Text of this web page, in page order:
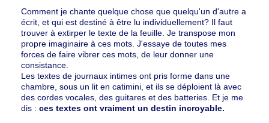
Comment je chante quelque chose que quelqu'un d'autre a
écrit, et qui est destiné à être lu individuellement? Il faut
trouver à extirper le texte de la feuille. Je transpose mon
propre imaginaire à ces mots. J'essaye de toutes mes
forces de faire vibrer ces mots, de leur donner une
consistance.
Les textes de journaux intimes ont pris forme dans une
chambre, sous un lit en catimini, et ils se déploient là avec
des cordes vocales, des guitares et des batteries. Et je me
dis : ces textes ont vraiment un destin incroyable.